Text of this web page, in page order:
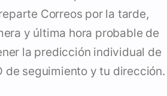
Correos por la tarde,
y última hora probable de
la predicción individual de
de seguimiento y tu dirección.